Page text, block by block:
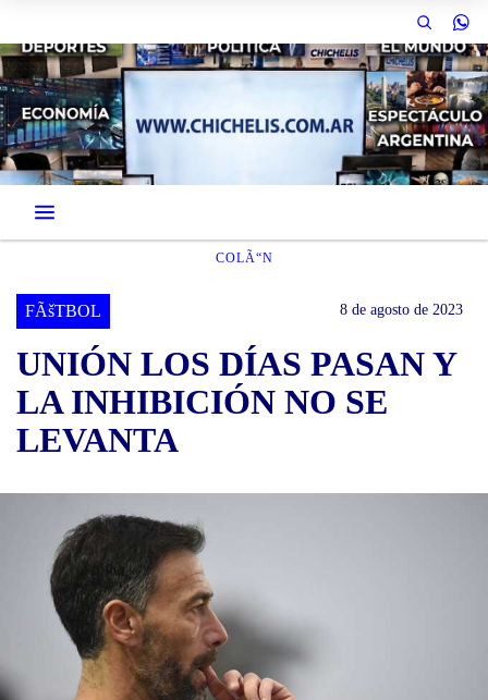
COLÃ“N
FÃšTBOL 8 de agosto de 2023
UNIÓN LOS DÍAS PASAN Y
LA INHIBICIÓN NO SE
LEVANTA